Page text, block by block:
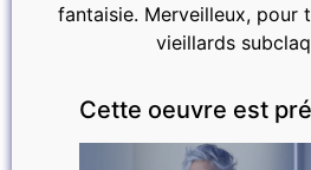
fantaisie. Merveilleux, pour
vieillards
Cette oeuvre est